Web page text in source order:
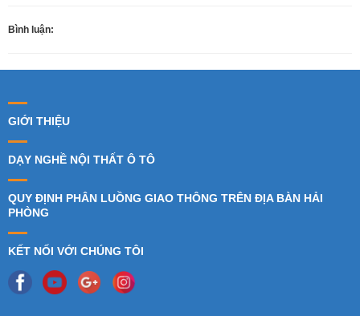
Bình luận:
GIỚI THIỆU
DẠY NGHỀ NỘI THẤT Ô TÔ
QUY ĐỊNH PHÂN LUỒNG GIAO THÔNG TRÊN ĐỊA BÀN HẢI
PHÒNG
KẾT NỐI VỚI CHÚNG TÔI